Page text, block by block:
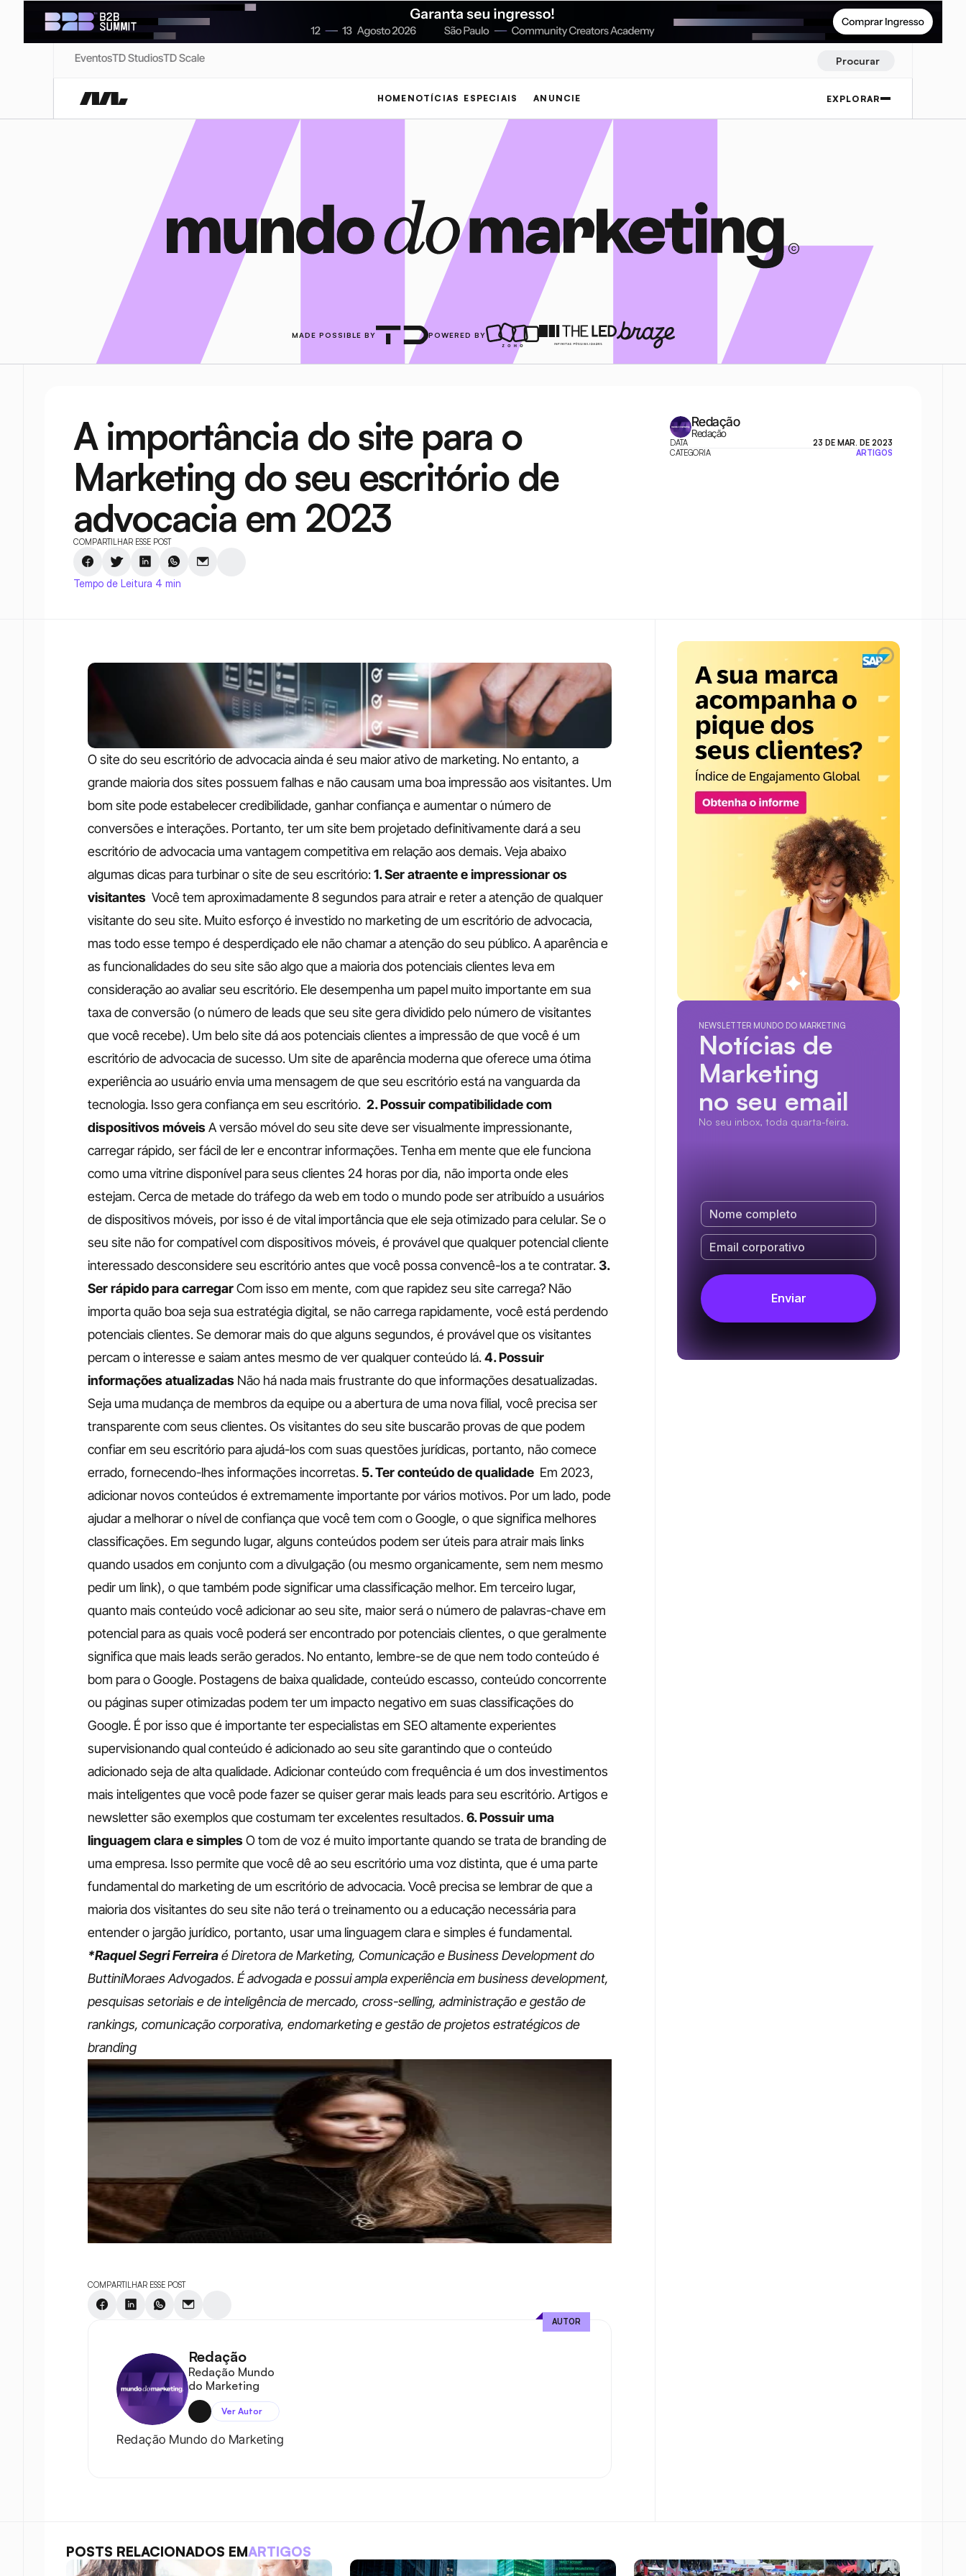
EventosTD StudiosTD Scale Procurar
HOME NOTÍCIAS ESPECIAIS ANUNCIE EXPLORAR
MADE POSSIBLE BY POWERED BY
A importância do site para o
Marketing do seu escritório de
advocacia em 2023
COMPARTILHAR ESSE POST
Tempo de Leitura 4 min
Redação
Redação
DATA
23 DE MAR. DE 2023
CATEGORIA
ARTIGOS
O site do seu escritório de advocacia ainda é seu maior ativo de marketing. No entanto, a
grande maioria dos sites possuem falhas e não causam uma boa impressão aos visitantes. Um
bom site pode estabelecer credibilidade, ganhar confiança e aumentar o número de
conversões e interações. Portanto, ter um site bem projetado definitivamente dará a seu
escritório de advocacia uma vantagem competitiva em relação aos demais.Veja abaixo
algumas dicas para turbinar o site de seu escritório:1. Ser atraente e impressionar os
visitantes Você tem aproximadamente 8 segundos para atrair e reter a atenção de qualquer
visitante do seu site. Muito esforço é investido no marketing de um escritório de advocacia,
mas todo esse tempo é desperdiçado ele não chamar a atenção do seu público.A aparência e
as funcionalidades do seu site são algo que a maioria dos potenciais clientes leva em
consideração ao avaliar seu escritório. Ele desempenha um papel muito importante em sua
taxa de conversão (o número de leads que seu site gera dividido pelo número de visitantes
que você recebe). Um belo site dá aos potenciais clientes a impressão de que você é um
escritório de advocacia de sucesso. Um site de aparência moderna que oferece uma ótima
experiência ao usuário envia uma mensagem de que seu escritório está na vanguarda da
tecnologia. Isso gera confiança em seu escritório. 2. Possuir compatibilidade com
dispositivos móveisA versão móvel do seu site deve ser visualmente impressionante,
carregar rápido, ser fácil de ler e encontrar informações.Tenha em mente que ele funciona
como uma vitrine disponível para seus clientes 24 horas por dia, não importa onde eles
estejam. Cerca de metade do tráfego da web em todo o mundo pode ser atribuído a usuários
de dispositivos móveis, por isso é de vital importância que ele seja otimizado para celular. Se o
seu site não for compatível com dispositivos móveis, é provável que qualquer potencial cliente
interessado desconsidere seu escritório antes que você possa convencê-los a te contratar.3.
Ser rápido para carregarCom isso em mente, com que rapidez seu site carrega? Não
importa quão boa seja sua estratégia digital, se não carrega rapidamente, você está perdendo
potenciais clientes. Se demorar mais do que alguns segundos, é provável que os visitantes
percam o interesse e saiam antes mesmo de ver qualquer conteúdo lá.4. Possuir
informações atualizadas Não há nada mais frustrante do que informações desatualizadas.
Seja uma mudança de membros da equipe ou a abertura de uma nova filial, você precisa ser
transparente com seus clientes. Os visitantes do seu site buscarão provas de que podem
confiar em seu escritório para ajudá-los com suas questões jurídicas, portanto, não comece
errado, fornecendo-lhes informações incorretas. 5. Ter conteúdo de qualidade Em 2023,
adicionar novos conteúdos é extremamente importante por vários motivos. Por um lado, pode
ajudar a melhorar o nível de confiança que você tem com o Google, o que significa melhores
classificações. Em segundo lugar, alguns conteúdos podem ser úteis para atrair mais links
quando usados em conjunto com a divulgação (ou mesmo organicamente, sem nem mesmo
pedir um link), o que também pode significar uma classificação melhor. Em terceiro lugar,
quanto mais conteúdo você adicionar ao seu site, maior será o número de palavras-chave em
potencial para as quais você poderá ser encontrado por potenciais clientes, o que geralmente
significa que mais leads serão gerados. No entanto, lembre-se de que nem todo conteúdo é
bom para o Google. Postagens de baixa qualidade, conteúdo escasso, conteúdo concorrente
ou páginas super otimizadas podem ter um impacto negativo em suas classificações do
Google. É por isso que é importante ter especialistas em SEO altamente experientes
supervisionando qual conteúdo é adicionado ao seu site garantindo que o conteúdo
adicionado seja de alta qualidade.Adicionar conteúdo com frequência é um dos investimentos
mais inteligentes que você pode fazer se quiser gerar mais leads para seu escritório. Artigos e
newsletter são exemplos que costumam ter excelentes resultados.6. Possuir uma
linguagem clara e simplesO tom de voz é muito importante quando se trata de branding de
uma empresa. Isso permite que você dê ao seu escritório uma voz distinta, que é uma parte
fundamental do marketing de um escritório de advocacia. Você precisa se lembrar de que a
maioria dos visitantes do seu site não terá o treinamento ou a educação necessária para
entender o jargão jurídico, portanto, usar uma linguagem clara e simples é fundamental.
*Raquel Segri Ferreira é Diretora de Marketing, Comunicação e Business Development do
ButtiniMoraes Advogados. É advogada e possui ampla experiência em business development,
pesquisas setoriais e de inteligência de mercado, cross-selling, administração e gestão de
rankings, comunicação corporativa, endomarketing e gestão de projetos estratégicos de
branding
COMPARTILHAR ESSE POST
Redação
Redação Mundo
do Marketing
Ver Autor
Redação Mundo do Marketing
AUTOR
NEWSLETTER MUNDO DO MARKETING
Notícias de
Marketing
no seu email
No seu inbox, toda quarta-feira.
POSTS RELACIONADOS EMARTIGOS